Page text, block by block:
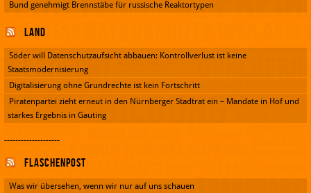
Bund genehmigt Brennstäbe für russische Reaktortypen
Land
Söder will Datenschutzaufsicht abbauen: Kontrollverlust ist keine
Staatsmodernisierung
Digitalisierung ohne Grundrechte ist kein Fortschritt
Piratenpartei zieht erneut in den Nürnberger Stadtrat ein – Mandate in Hof und
starkes Ergebnis in Gauting
--------------------
Flaschenpost
Was wir übersehen, wenn wir nur auf uns schauen